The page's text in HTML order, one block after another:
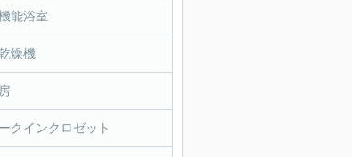
能浴室
燥機
クインクロゼット